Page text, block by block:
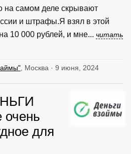
на самом деле скрывают
и штрафы.Я взял в этой
10 000 рублей, и мне... читать
, Москва · 9 июня, 2024
для